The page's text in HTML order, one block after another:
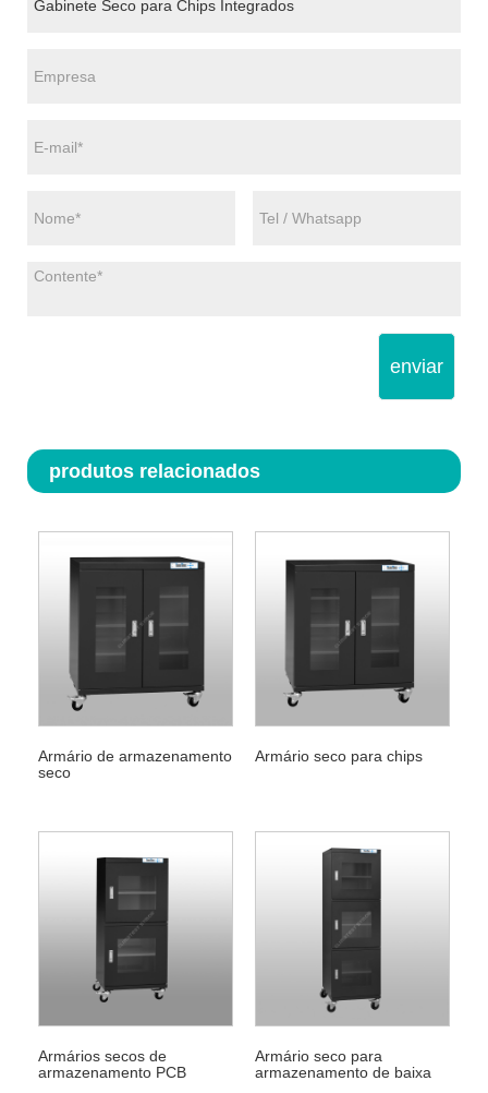
enviar
produtos relacionados
Armário de armazenamento
seco
Armário seco para chips
Armários secos de
armazenamento PCB
Armário seco para
armazenamento de baixa